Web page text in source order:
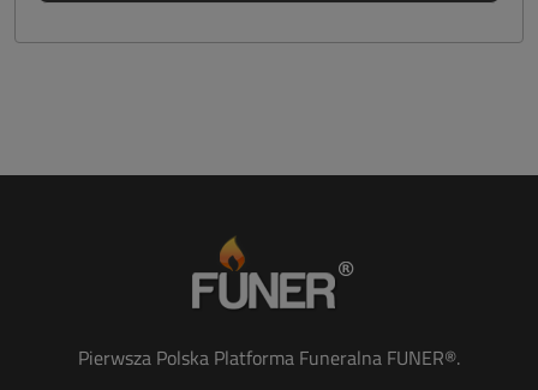
Pierwsza Polska Platforma Funeralna FUNER®.